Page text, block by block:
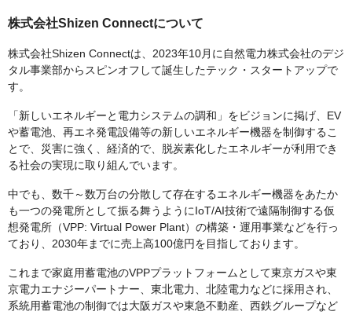
株式会社Shizen Connectについて
株式会社Shizen Connectは、2023年10月に自然電力株式会社のデジ
タル事業部からスピンオフして誕生したテック・スタートアップで
す。
「新しいエネルギーと電力システムの調和」をビジョンに掲げ、EV
や蓄電池、再エネ発電設備等の新しいエネルギー機器を制御するこ
とで、災害に強く、経済的で、脱炭素化したエネルギーが利用でき
る社会の実現に取り組んでいます。
中でも、数千～数万台の分散して存在するエネルギー機器をあたか
も一つの発電所として振る舞うようにIoT/AI技術で遠隔制御する仮
想発電所（VPP: Virtual Power Plant）の構築・運用事業などを行っ
ており、2030年までに売上高100億円を目指しております。
これまで家庭用蓄電池のVPPプラットフォームとして東京ガスや東
京電力エナジーパートナー、東北電力、北陸電力などに採用され、
系統用蓄電池の制御では大阪ガスや東急不動産、西鉄グループなど